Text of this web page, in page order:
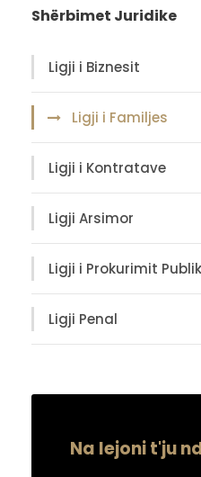
Shërbimet Juridike
Ligji i Biznesit
Ligji i Familjes
Ligji i Kontratave
Ligji Arsimor
Ligji i Prokurimit Publik
Ligji Penal
Na lejoni t'ju